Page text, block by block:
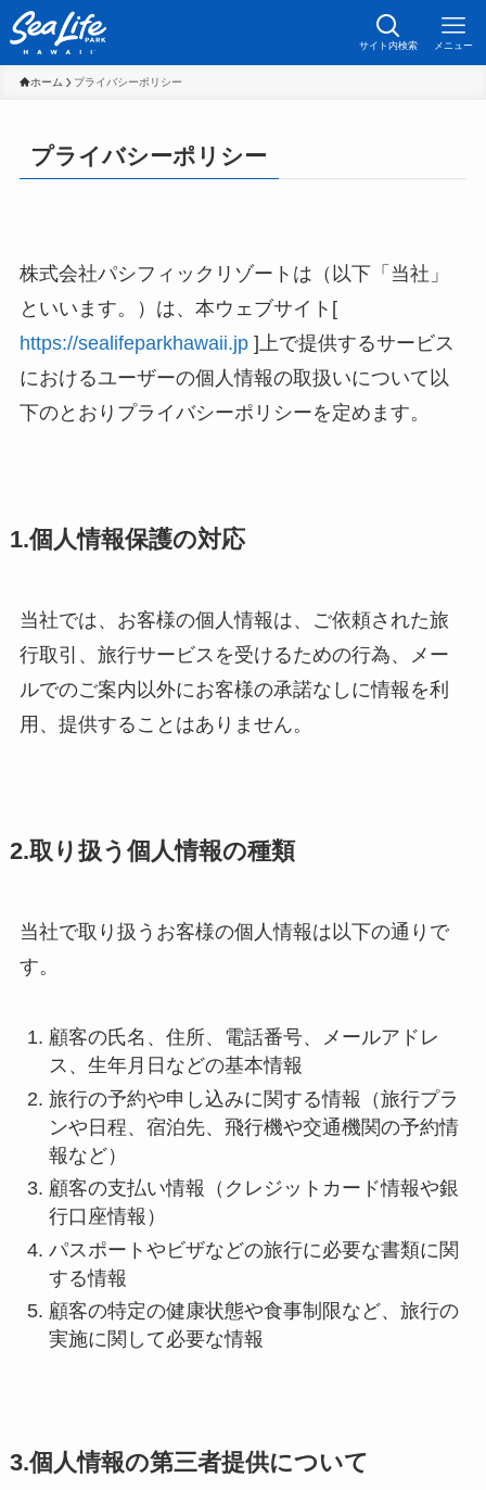
サイト内検索 メニュー
ホーム プライバシーポリシー
プライバシーポリシー
株式会社パシフィックリゾートは（以下「当社」
といいます。）は、本ウェブサイト[
https://sealifeparkhawaii.jp]上で提供するサービス
におけるユーザーの個人情報の取扱いについて以
下のとおりプライバシーポリシーを定めます。
1.個人情報保護の対応
当社では、お客様の個人情報は、ご依頼された旅
行取引、旅行サービスを受けるための行為、メー
ルでのご案内以外にお客様の承諾なしに情報を利
用、提供することはありません。
2.取り扱う個人情報の種類
当社で取り扱うお客様の個人情報は以下の通りで
す。
顧客の氏名、住所、電話番号、メールアドレ
ス、生年月日などの基本情報
旅行の予約や申し込みに関する情報（旅行プラ
ンや日程、宿泊先、飛行機や交通機関の予約情
報など）
顧客の支払い情報（クレジットカード情報や銀
行口座情報）
パスポートやビザなどの旅行に必要な書類に関
する情報
顧客の特定の健康状態や食事制限など、旅行の
実施に関して必要な情報
3.個人情報の第三者提供について